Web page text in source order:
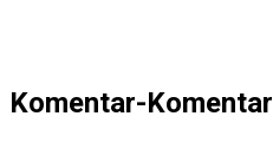
Komentar-Komentar